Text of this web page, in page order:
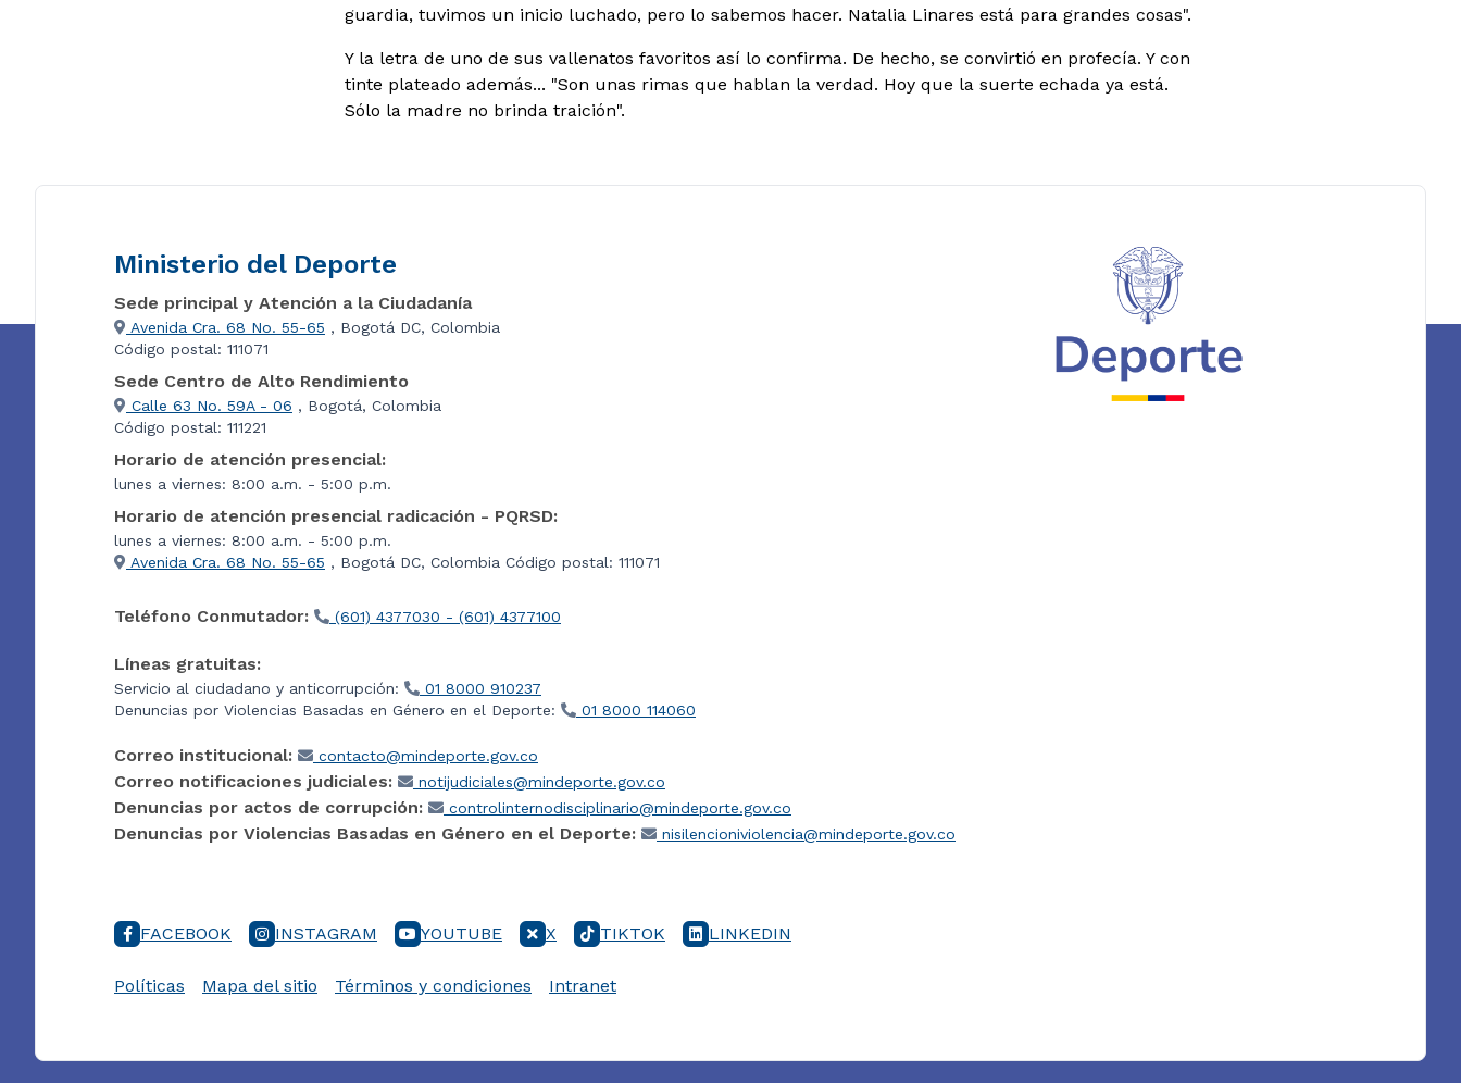
guardia, tuvimos un inicio luchado, pero lo sabemos hacer. Natalia Linares está para grandes cosas".
Y la letra de uno de sus vallenatos favoritos así lo confirma. De hecho, se convirtió en profecía. Y con
tinte plateado además... "Son unas rimas que hablan la verdad. Hoy que la suerte echada ya está.
Sólo la madre no brinda traición".
Ministerio del Deporte
Sede principal y Atención a la Ciudadanía
Avenida Cra. 68 No. 55-65 , Bogotá DC, Colombia
Código postal: 111071
Sede Centro de Alto Rendimiento
Calle 63 No. 59A - 06 , Bogotá, Colombia
Código postal: 111221
Horario de atención presencial:
lunes a viernes: 8:00 a.m. - 5:00 p.m.
Horario de atención presencial radicación - PQRSD:
lunes a viernes: 8:00 a.m. - 5:00 p.m.
Avenida Cra. 68 No. 55-65 , Bogotá DC, Colombia Código postal: 111071
Teléfono Conmutador: (601) 4377030 - (601) 4377100
Líneas gratuitas:
Servicio al ciudadano y anticorrupción:
01 8000 910237
Denuncias por Violencias Basadas en Género en el Deporte:
01 8000 114060
Correo institucional: contacto@mindeporte.gov.co
Correo notificaciones judiciales: notijudiciales@mindeporte.gov.co
Denuncias por actos de corrupción: controlinternodisciplinario@mindeporte.gov.co
Denuncias por Violencias Basadas en Género en el Deporte: nisilencioniviolencia@mindeporte.gov.co
FACEBOOK INSTAGRAM YOUTUBE X TIKTOK LINKEDIN
Políticas Mapa del sitio Términos y condiciones Intranet